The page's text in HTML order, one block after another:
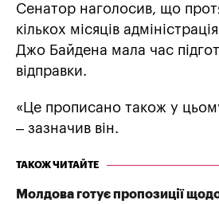
Сенатор наголосив, що
кількох місяців
Джо Байдена мала час
відправки.
«Це прописано також у
– зазначив він.
ТАКОЖ ЧИТАЙТЕ
Молдова готує пропозиції